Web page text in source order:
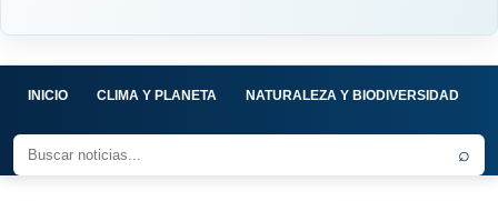
INICIO CLIMA Y PLANETA NATURALEZA Y BIODIVERSIDAD
⌕